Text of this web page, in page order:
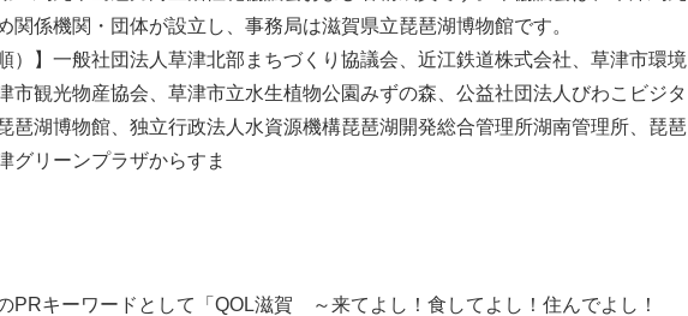
関係機関・団体が設立し、事務局は滋賀県立琵琶湖博物館です。
）】一般社団法人草津北部まちづくり協議会、近江鉄道株式会社、草津市環境
市観光物産協会、草津市立水生植物公園みずの森、公益社団法人びわこビジタ
琶湖博物館、独立行政法人水資源機構琵琶湖開発総合管理所湖南管理所、琵琶
グリーンプラザからすま
PRキーワードとして「QOL滋賀 ～来てよし！食してよし！住んでよし！